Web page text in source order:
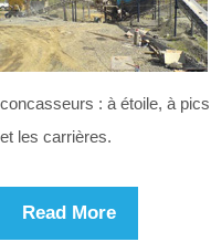
concasseurs : à étoile, à
et les carrières.
Read More